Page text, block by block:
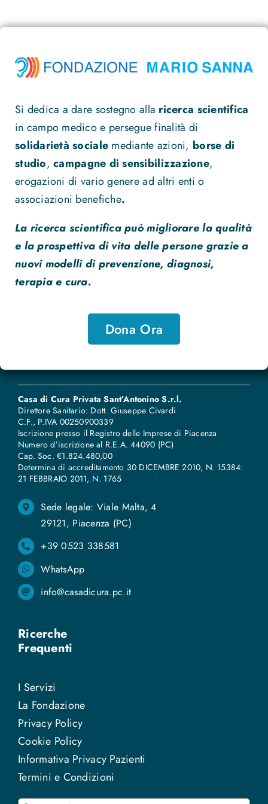
Si dedica a dare sostegno alla ricerca scientifica
in campo medico e persegue finalità di
solidarietà sociale mediante azioni, borse di
studio,campagne di sensibilizzazione,
erogazioni di vario genere ad altri enti o
associazioni benefiche.
La ricerca scientifica può migliorare la qualità
e la prospettiva di vita delle persone grazie a
nuovi modelli di prevenzione, diagnosi,
terapia e cura.
Dona Ora
Casa di Cura Privata Sant’Antonino S.r.l.
Direttore Sanitario: Dott. Giuseppe Civardi
C.F., P.IVA 00250900339
Iscrizione presso il Registro delle Imprese di Piacenza
Numero d’iscrizione al R.E.A. 44090 (PC)
Cap. Soc. €1.824.480,00
Determina di accreditamento 30 DICEMBRE 2010, N. 15384:
21 FEBBRAIO 2011, N. 1765
Sede legale: Viale Malta, 4
29121, Piacenza (PC)
+39 0523 338581
WhatsApp
info@casadicura.pc.it
Ricerche
Frequenti
I Servizi
La Fondazione
Privacy Policy
Cookie Policy
Informativa Privacy Pazienti
Termini e Condizioni